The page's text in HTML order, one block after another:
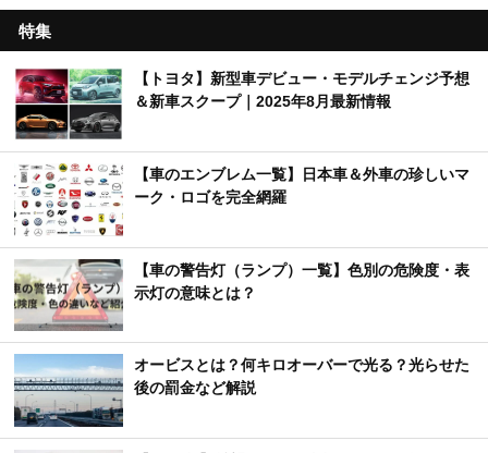
特集
【トヨタ】新型車デビュー・モデルチェンジ予想
＆新車スクープ｜2025年8月最新情報
【車のエンブレム一覧】日本車＆外車の珍しいマ
ーク・ロゴを完全網羅
【車の警告灯（ランプ）一覧】色別の危険度・表
示灯の意味とは？
オービスとは？何キロオーバーで光る？光らせた
後の罰金など解説